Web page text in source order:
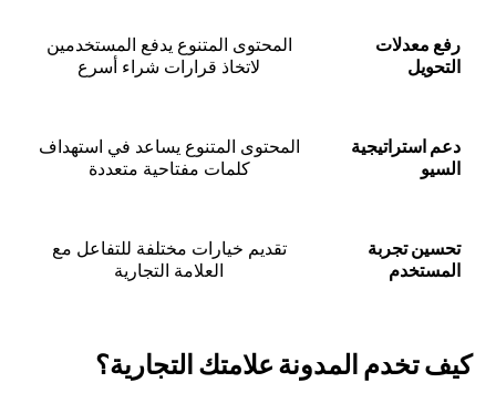
رفع معدلات
التحويل
المحتوى المتنوع يدفع المستخدمين
لاتخاذ قرارات شراء أسرع
دعم استراتيجية
السيو
المحتوى المتنوع يساعد في استهداف
كلمات مفتاحية متعددة
تحسين تجربة
المستخدم
تقديم خيارات مختلفة للتفاعل مع
العلامة التجارية
كيف تخدم المدونة علامتك التجارية؟